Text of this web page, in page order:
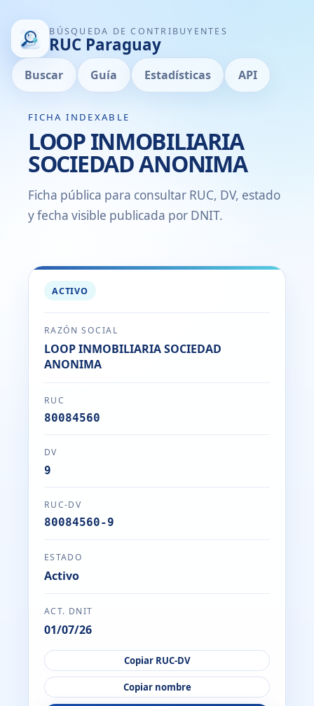
BÚSQUEDA DE CONTRIBUYENTES
RUC Paraguay
Buscar Guía Estadísticas API
FICHA INDEXABLE
LOOP INMOBILIARIA
SOCIEDAD ANONIMA
Ficha pública para consultar RUC, DV, estado
y fecha visible publicada por DNIT.
ACTIVO
RAZÓN SOCIAL
LOOP INMOBILIARIA SOCIEDAD
ANONIMA
RUC
80084560
DV
9
RUC-DV
80084560-9
ESTADO
Activo
ACT. DNIT
01/07/26
Copiar RUC-DV
Copiar nombre